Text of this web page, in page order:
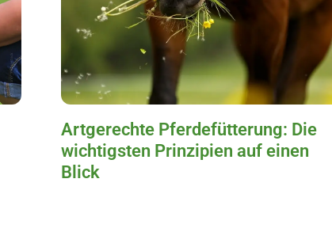
Artgerechte Pferdefütterung: Die
wichtigsten Prinzipien auf einen
Blick